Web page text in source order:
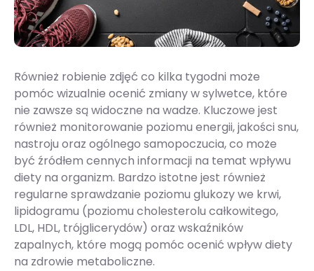
Również robienie zdjęć co kilka tygodni może
pomóc wizualnie ocenić zmiany w sylwetce, które
nie zawsze są widoczne na wadze. Kluczowe jest
również monitorowanie poziomu energii, jakości snu,
nastroju oraz ogólnego samopoczucia, co może
być źródłem cennych informacji na temat wpływu
diety na organizm. Bardzo istotne jest również
regularne sprawdzanie poziomu glukozy we krwi,
lipidogramu (poziomu cholesterolu całkowitego,
LDL, HDL, trójglicerydów) oraz wskaźników
zapalnych, które mogą pomóc ocenić wpływ diety
na zdrowie metaboliczne.